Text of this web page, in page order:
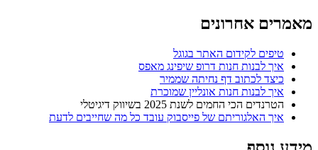
מאמרים אחרונים
טיפים לקידום האתר בגוגל
איך לבנות חנות דרופ שיפינג מאפס
כיצד לכתוב דף נחיתה שממיר
איך לבנות חנות אונליין שמוכרת
הטרנדים הכי החמים לשנת 2025 בשיווק דיגיטלי
איך האלגוריתם של פייסבוק עובד כל מה שחייבים לדעת